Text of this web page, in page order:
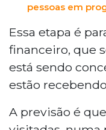
pessoas em
Essa etapa é
financeiro, que
está sendo
estão
A previsão é